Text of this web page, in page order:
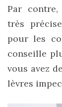
Par contre,
très
pour les
conseille
vous avez
lèvres